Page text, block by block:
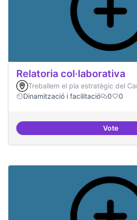
Relatoria col·laborativa
Treballem el pla estratègic del
Dinamització i facilitació
0 0
Vote